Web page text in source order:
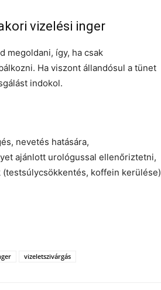
vizelési inger
megoldani, így, ha csak
Ha viszont állandósul a tünet
indokol.
nevetés hatására,
ajánlott urológussal ellenőriztetni,
koffein kerülése)
vizeletszivárgás